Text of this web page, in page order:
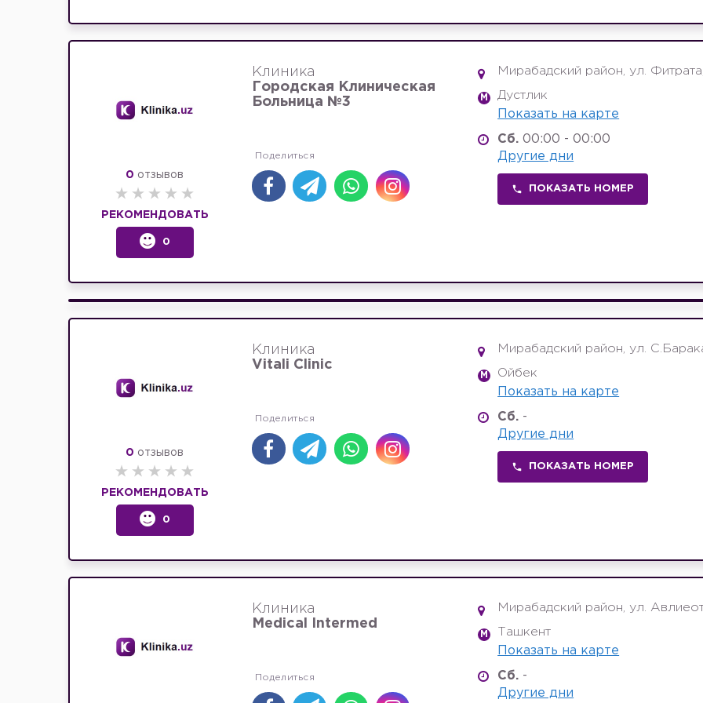
0 отзывов
РЕКОМЕНДОВАТЬ
0
Клиника
Городская Клиническая
Больница №3
Мирабадский район, ул.
M
Дустлик
Показать на карте
Сб. 00:00 - 00:00
Другие дни
ПОКАЗАТЬ НОМЕР
0 отзывов
РЕКОМЕНДОВАТЬ
0
Клиника
Vitali Clinic
Мирабадский район, ул.
M
Ойбек
Показать на карте
Сб. -
Другие дни
ПОКАЗАТЬ НОМЕР
Клиника
Medical Intermed
Мирабадский район, ул.
M
Ташкент
Показать на карте
Сб. -
Другие дни